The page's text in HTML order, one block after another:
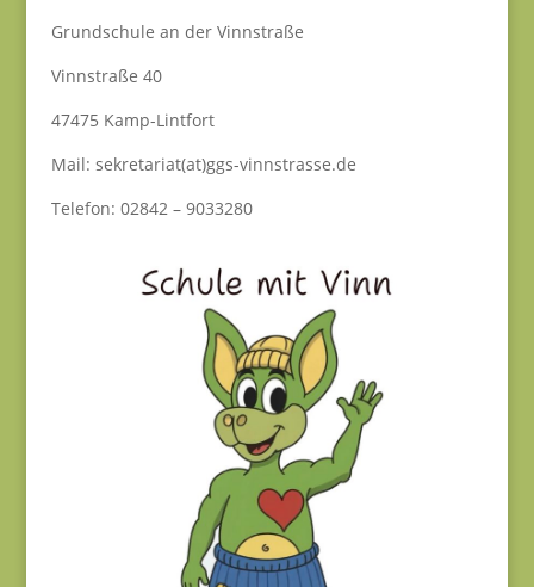
Grundschule an der Vinnstraße
Vinnstraße 40
47475 Kamp-Lintfort
Mail: sekretariat(at)ggs-vinnstrasse.de
Telefon: 02842 – 9033280